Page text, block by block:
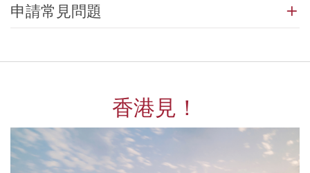
申請常見問題
香港見！